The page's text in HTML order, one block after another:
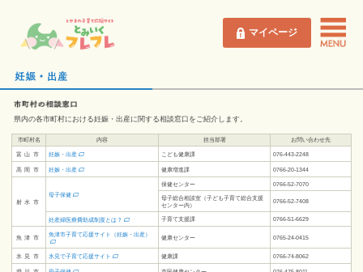
マイページ
県内の各市町村における妊娠・出産に関する相談窓口をご紹介します。
市町村名 内容 担当部署 お問い合わせ先
富山市 妊娠・出産 こども健康課 076-443-2248
高岡市 妊娠・出産 健康増進課 0766-20-1344
射水市
母子保健
保健センター 0766-52-7070
母子総合相談室 （子ども子育て総合支援
センター内）
0766-52-7408
妊産婦医療費助成制度とは？ 子育て支援課 0766-51-6629
魚津市
魚津市子育て応援サイト（妊娠・出産）
健康センター 0765-24-0415
氷見市 氷見で子育て応援サイト 健康課 0766-74-8062